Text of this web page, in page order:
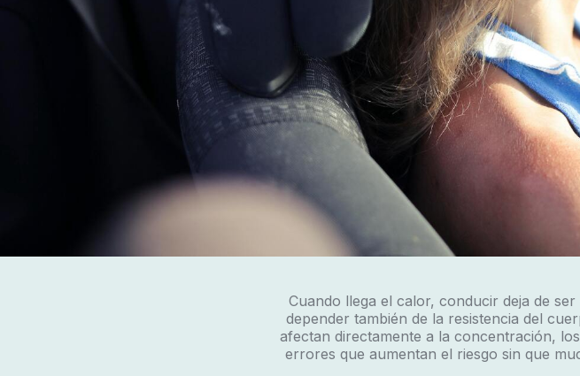
Cuando llega el calor, conducir deja de
depender también de la resistencia del
afectan directamente a la concentración,
errores que aumentan el riesgo sin que